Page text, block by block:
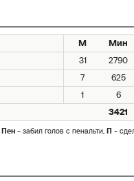
М
Мин
31
2790
7
625
1
6
3421
Пен - забил голов с пенальти, П -